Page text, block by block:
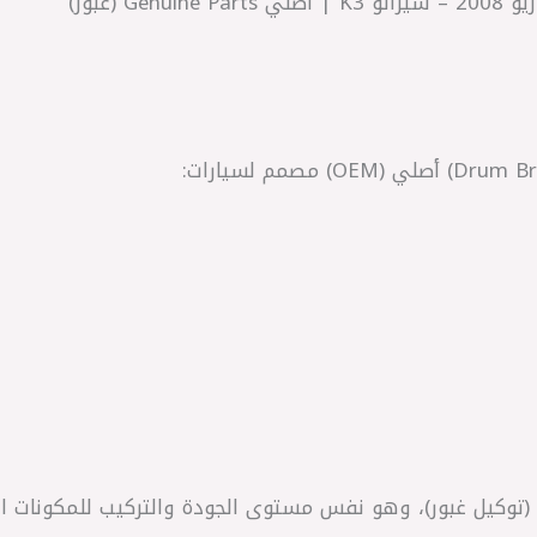
(توكيل غبور)، وهو نفس مستوى الجودة والتركيب للمكونات